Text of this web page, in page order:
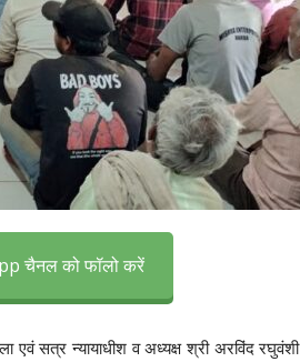
चैनल को फॉलो करें
सत्र न्यायाधीश व अध्यक्ष श्री अरविंद रघुवंशी